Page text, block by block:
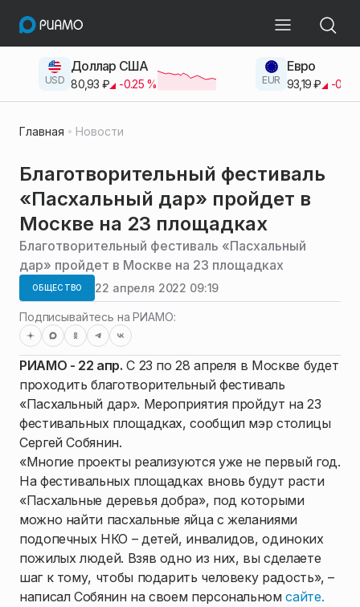
USD
Доллар США
80,93 ₽ -0.25% EUR
Евро
93,19 ₽ -0.42
Главная Новости
Благотворительный фестиваль
«Пасхальный дар» пройдет в
Москве на 23 площадках
Благотворительный фестиваль «Пасхальный
дар» пройдет в Москве на 23 площадках
ОБЩЕСТВО 22 апреля 2022 09:19
Подписывайтесь на РИАМО:
РИАМО - 22 апр. С 23 по 28 апреля в Москве будет
проходить благотворительный фестиваль
«Пасхальный дар». Мероприятия пройдут на 23
фестивальных площадках, сообщил мэр столицы
Сергей Собянин.
«Многие проекты реализуются уже не первый год.
На фестивальных площадках вновь будут расти
«Пасхальные деревья добра», под которыми
можно найти пасхальные яйца с желаниями
подопечных НКО – детей, инвалидов, одиноких
пожилых людей. Взяв одно из них, вы сделаете
шаг к тому, чтобы подарить человеку радость», –
написал Собянин на своем персональномсайте.